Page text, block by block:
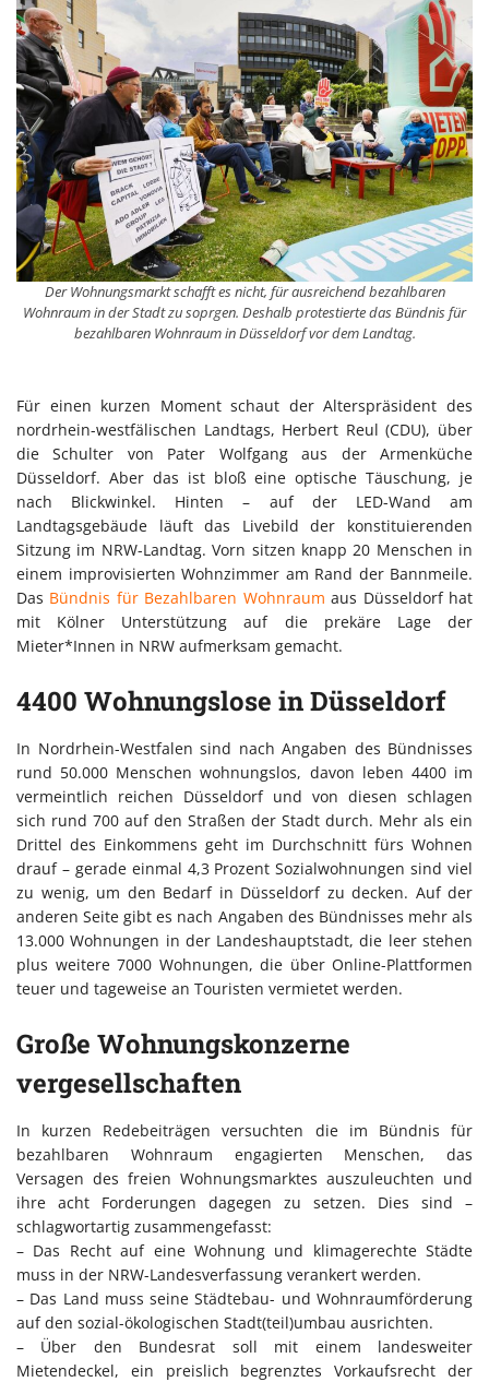
Der Wohnungsmarkt schafft es nicht, für ausreichend bezahlbaren
Wohnraum in der Stadt zu soprgen. Deshalb protestierte das Bündnis für
bezahlbaren Wohnraum in Düsseldorf vor dem Landtag.
Für einen kurzen Moment schaut der Alterspräsident des
nordrhein-westfälischen Landtags, Herbert Reul (CDU), über
die Schulter von Pater Wolfgang aus der Armenküche
Düsseldorf. Aber das ist bloß eine optische Täuschung, je
nach Blickwinkel. Hinten – auf der LED-Wand am
Landtagsgebäude läuft das Livebild der konstituierenden
Sitzung im NRW-Landtag. Vorn sitzen knapp 20 Menschen in
einem improvisierten Wohnzimmer am Rand der Bannmeile.
Das Bündnis für Bezahlbaren Wohnraum aus Düsseldorf hat
mit Kölner Unterstützung auf die prekäre Lage der
Mieter*Innen in NRW aufmerksam gemacht.
4400 Wohnungslose in Düsseldorf
In Nordrhein-Westfalen sind nach Angaben des Bündnisses
rund 50.000 Menschen wohnungslos, davon leben 4400 im
vermeintlich reichen Düsseldorf und von diesen schlagen
sich rund 700 auf den Straßen der Stadt durch. Mehr als ein
Drittel des Einkommens geht im Durchschnitt fürs Wohnen
drauf – gerade einmal 4,3 Prozent Sozialwohnungen sind viel
zu wenig, um den Bedarf in Düsseldorf zu decken. Auf der
anderen Seite gibt es nach Angaben des Bündnisses mehr als
13.000 Wohnungen in der Landeshauptstadt, die leer stehen
plus weitere 7000 Wohnungen, die über Online-Plattformen
teuer und tageweise an Touristen vermietet werden.
Große Wohnungskonzerne
vergesellschaften
In kurzen Redebeiträgen versuchten die im Bündnis für
bezahlbaren Wohnraum engagierten Menschen, das
Versagen des freien Wohnungsmarktes auszuleuchten und
ihre acht Forderungen dagegen zu setzen. Dies sind –
schlagwortartig zusammengefasst:
– Das Recht auf eine Wohnung und klimagerechte Städte
muss in der NRW-Landesverfassung verankert werden.
– Das Land muss seine Städtebau- und Wohnraumförderung
auf den sozial-ökologischen Stadt(teil)umbau ausrichten.
– Über den Bundesrat soll mit einem landesweiter
Mietendeckel, ein preislich begrenztes Vorkaufsrecht der